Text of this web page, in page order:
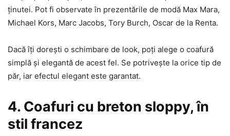
ținutei. Pot fi observate în prezentările de modă Max Mara,
Michael Kors, Marc Jacobs, Tory Burch, Oscar de la Renta.
Dacă îți dorești o schimbare de look, poți alege o coafură
simplă și elegantă de acest fel. Se potrivește la orice tip de
păr, iar efectul elegant este garantat.
4. Coafuri cu breton sloppy, în
stil francez